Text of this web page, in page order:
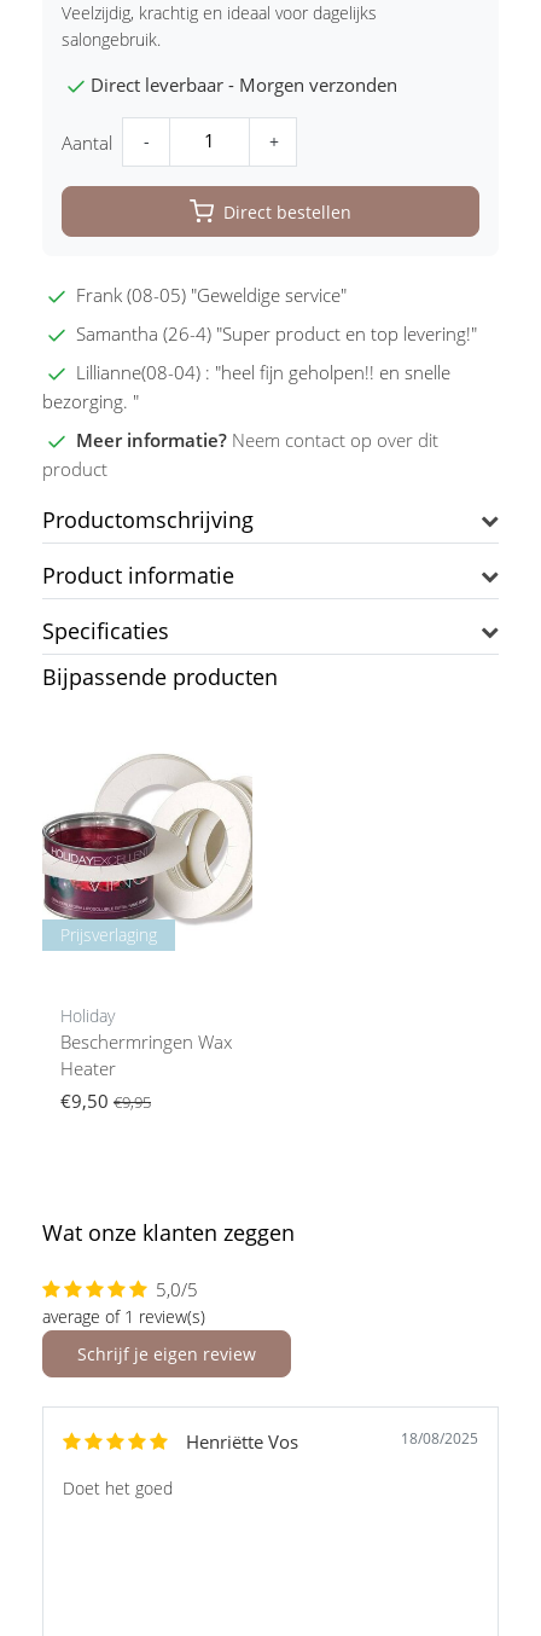
Veelzijdig, krachtig en ideaal voor dagelijks
salongebruik.
Direct leverbaar - Morgen verzonden
Aantal - +
Direct bestellen
Frank (08-05) "Geweldige service"
Samantha (26-4) "Super product en top levering!"
Lillianne(08-04) : "heel fijn geholpen!! en snelle
bezorging. "
Meer informatie? Neem contact op over dit
product
Productomschrijving
Product informatie
Specificaties
Bijpassende producten
Prijsverlaging
Holiday
Beschermringen Wax
Heater
€9,50 €9,95
Wat onze klanten zeggen
5,0/5
average of 1 review(s)
Schrijf je eigen review
Henriëtte Vos 18/08/2025
Doet het goed